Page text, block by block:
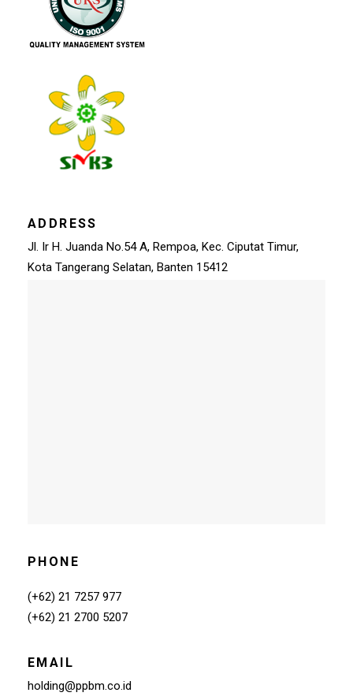
ADDRESS
Jl. Ir H. Juanda No.54 A, Rempoa, Kec. Ciputat Timur,
Kota Tangerang Selatan, Banten 15412
PHONE
(+62) 21 7257 977
(+62) 21 2700 5207
EMAIL
holding@ppbm.co.id